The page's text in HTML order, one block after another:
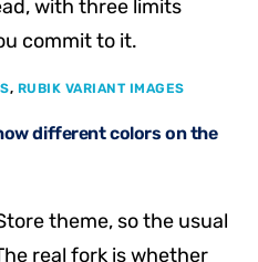
with three limits
commit to it.
, RUBIK VARIANT IMAGES
different colors on the
theme, so the usual
real fork is whether